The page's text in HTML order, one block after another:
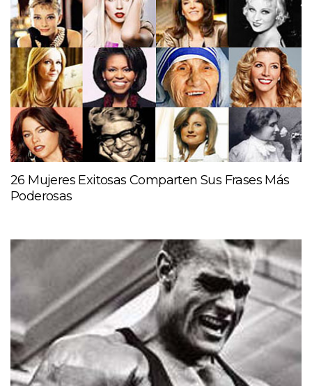
26 Mujeres Exitosas Comparten Sus Frases Más
Poderosas